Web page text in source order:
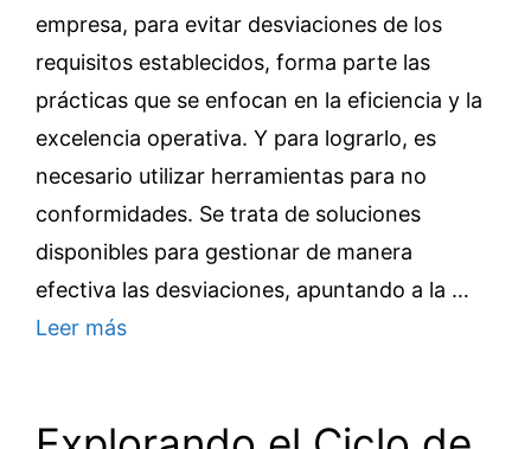
empresa, para evitar desviaciones de los
requisitos establecidos, forma parte las
prácticas que se enfocan en la eficiencia y la
excelencia operativa. Y para lograrlo, es
necesario utilizar herramientas para no
conformidades. Se trata de soluciones
disponibles para gestionar de manera
efectiva las desviaciones, apuntando a la …
Leer más